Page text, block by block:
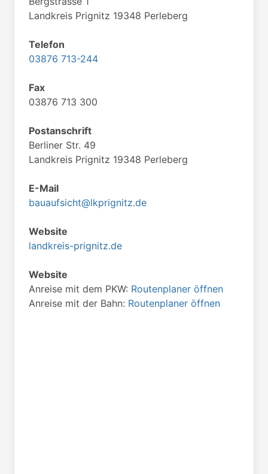
Landkreis Prignitz 19348 Perleberg
Telefon
03876 713-244
Fax
03876 713 300
Postanschrift
Berliner Str. 49
Landkreis Prignitz 19348 Perleberg
E-Mail
bauaufsicht@lkprignitz.de
Website
landkreis-prignitz.de
Website
Anreise mit dem PKW: Routenplaner öffnen
Anreise mit der Bahn: Routenplaner öffnen